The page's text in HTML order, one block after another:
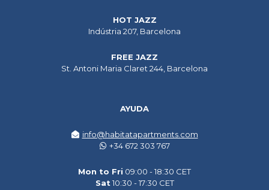
HOT JAZZ
Indústria 207, Barcelona
FREE JAZZ
St. Antoni Maria Claret 244, Barcelona
AYUDA
info@habitatapartments.com
+34 672 303 767
Mon to Fri 09:00 - 18:30 CET
Sat10:30 - 17:30 CET